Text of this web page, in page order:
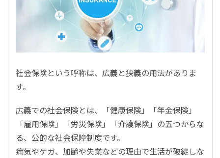
社会保険という呼称は、広義と狭義の用法がありま
す。
広義での社会保険とは、「健康保険」「年金保険」
「雇用保険」「労災保険」「介護保険」の五つからな
る、公的な社会保障制度です。
病気やケガ、加齢や失業などの理由で生活が破綻しな